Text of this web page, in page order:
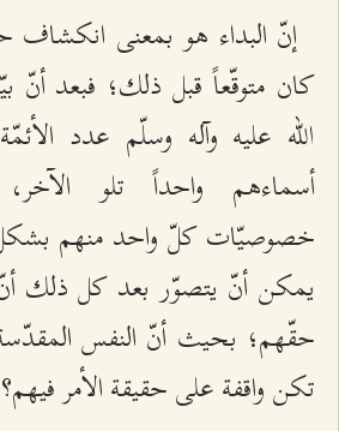
إنّ البداء هو بمعنى انكشاف
كان متوقّعاً قبل ذلك؛ فبعد أنّ
الله عليه وآله وسلّم عدد
أسماءهم واحداً تلو
خصوصيّات كلّ واحد منهم
يمكن أنّ يتصوّر بعد كل ذلك
حقّهم؛ بحيث أنّ النفس
تكن واقفة على حقيقة الأمر